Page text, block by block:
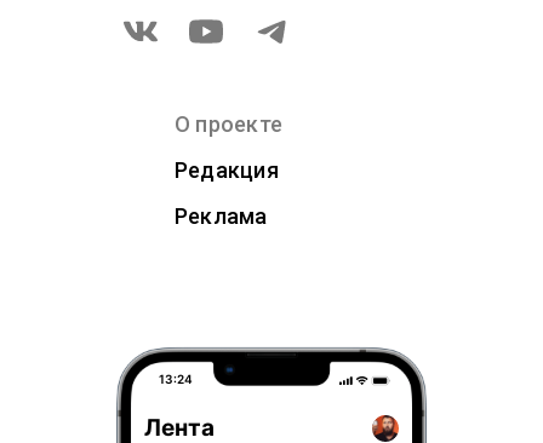
О проекте
Редакция
Реклама
13:24
Лента